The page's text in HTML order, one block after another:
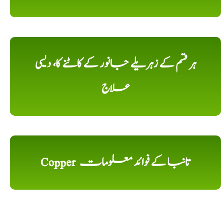
ہر قسم کے زہریلے جانور کے کاٹنے کا، دیسی
علاج
Copper تانبا کے فوائد معلومات